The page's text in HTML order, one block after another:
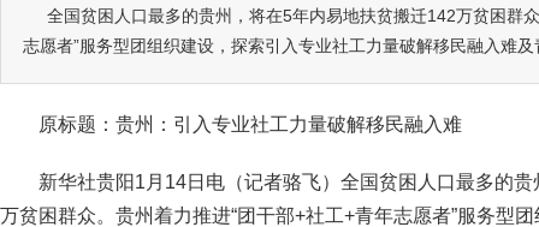
全国贫困人口最多的贵州，将在5年内易地扶贫搬迁142万贫困群
志愿者”服务型团组织建设，探索引入专业社工力量破解移民融入难
原标题：贵州：引入专业社工力量破解移民融入难
新华社贵阳1月14日电（记者骆飞）全国贫困人口最多的
万贫困群众。贵州着力推进“团干部+社工+青年志愿者”服务型